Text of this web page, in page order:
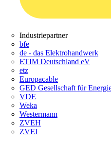
Industriepartner
bfe
de - das Elektrohandwerk
ETIM Deutschland eV
etz
Europacable
GED Gesellschaft für
VDE
Weka
Westermann
ZVEH
ZVEI